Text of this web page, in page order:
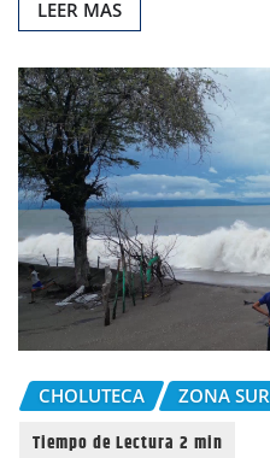
LEER MAS
CHOLUTECA ZONA SUR